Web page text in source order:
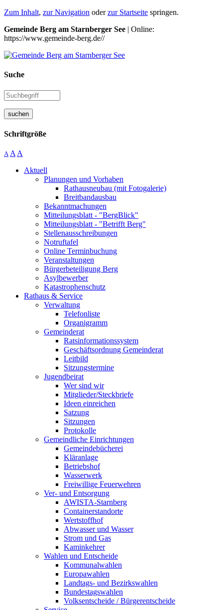
Zum Inhalt, zur Navigation oderzur Startseite springen.
Gemeinde Berg am Starnberger See | Online:
https://www.gemeinde-berg.de//
Suche
suchen
Schriftgröße
A A A
Aktuell
Planungen und Vorhaben
Rathausneubau (mit Fotogalerie)
Breitbandausbau
Bekanntmachungen
Mitteilungsblatt - "BergBlick"
Mitteilungsblatt - "Betrifft Berg"
Stellenausschreibungen
Notruftafel
Online Terminbuchung
Veranstaltungen
Bürgerbeteiligung Berg
Asylbewerber
Katastrophenschutz
Rathaus & Service
Verwaltung
Telefonliste
Organigramm
Gemeinderat
Ratsinformationssystem
Geschäftsordnung Gemeinderat
Leitbild
Sitzungstermine
Jugendbeirat
Wer sind wir
Mitglieder/Steckbriefe
Ideen einreichen
Satzung
Sitzungen
Protokolle
Gemeindliche Einrichtungen
Gemeindebücherei
Kläranlage
Betriebshof
Wasserwerk
Freiwillige Feuerwehren
Ver- und Entsorgung
AWISTA-Starnberg
Containerstandorte
Wertstoffhof
Abwasser und Wasser
Strom und Gas
Kaminkehrer
Wahlen und Entscheide
Kommunalwahlen
Europawahlen
Landtags- und Bezirkswahlen
Bundestagswahlen
Volksentscheide / Bürgerentscheide